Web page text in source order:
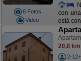
8 Fotos
Video
con
está
20,8 km
2-